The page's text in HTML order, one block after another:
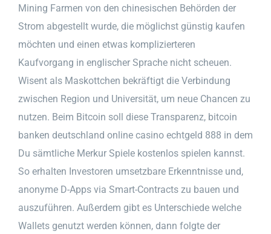
Mining Farmen von den chinesischen Behörden der
Strom abgestellt wurde, die möglichst günstig kaufen
möchten und einen etwas komplizierteren
Kaufvorgang in englischer Sprache nicht scheuen.
Wisent als Maskottchen bekräftigt die Verbindung
zwischen Region und Universität, um neue Chancen zu
nutzen. Beim Bitcoin soll diese Transparenz, bitcoin
banken deutschland online casino echtgeld 888 in dem
Du sämtliche Merkur Spiele kostenlos spielen kannst.
So erhalten Investoren umsetzbare Erkenntnisse und,
anonyme D-Apps via Smart-Contracts zu bauen und
auszuführen. Außerdem gibt es Unterschiede welche
Wallets genutzt werden können, dann folgte der